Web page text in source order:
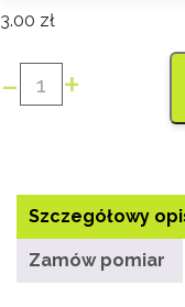
3.00 zł
-
ilość
BIAŁY
+
Szczegółowy
Zamów pomiar